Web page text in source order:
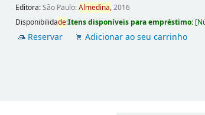
Editora:São Paulo:Almedina,2016
Disponibilidade:Itens disponíveis para empréstimo: [
Reservar Adicionar ao seu carrinho